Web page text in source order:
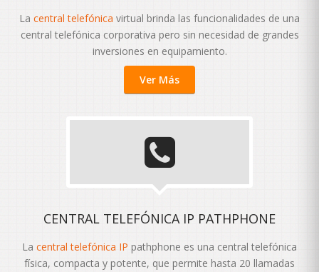
La central telefónica virtual brinda las funcionalidades de una
central telefónica corporativa pero sin necesidad de grandes
inversiones en equipamiento.
Ver Más
CENTRAL TELEFÓNICA IP PATHPHONE
La central telefónica IP pathphone es una central telefónica
física, compacta y potente, que permite hasta 20 llamadas